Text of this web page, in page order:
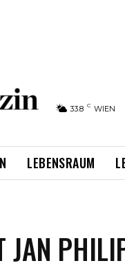
33.8 C WIEN
LEBENSRAUM